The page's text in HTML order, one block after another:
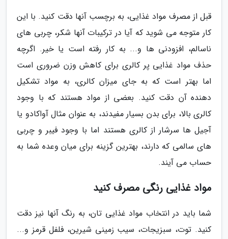
قبل از مصرف مواد غذایی، به برچسب آنها دقت کنید. با این
کار متوجه می شوید که آیا در ترکیبات آنها شکر، چربی های
ناسالم، افزودنی ها و... به کار رفته است یا خیر. اگرچه
حذف مواد غذایی پر کالری برای کاهش وزن ضروری است
اما بهتر است که به جای میزان کالری، به مواد تشکیل
دهنده آن دقت کنید. بعضی از مواد هستند که با وجود
کالری بالا، برای بدن بسیار مفیدند، به عنوان مثال آواکادو یا
آجیل ها سرشار از کالری هستند اما با وجود فیبر و چربی
های سالمی که دارند، بهترین گزینه برای میان وعده شما به
حساب می آیند.
مواد غذایی رنگی مصرف کنید
شما باید در انتخاب مواد غذایی تان، به رنگ آنها نیز دقت
کنید. توت، سبزیجات، سیب زمینی شیرین، فلفل قرمز و...